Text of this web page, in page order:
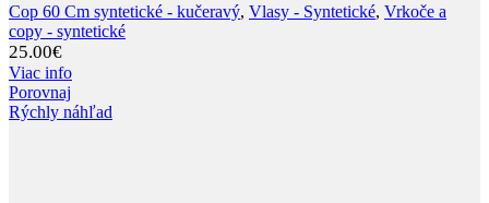
Cop 60 Cm syntetické - kučeravý, Vlasy - Syntetické, Vrkoče a
copy - syntetické
25.00€
Viac info
Porovnaj
Rýchly náhľad